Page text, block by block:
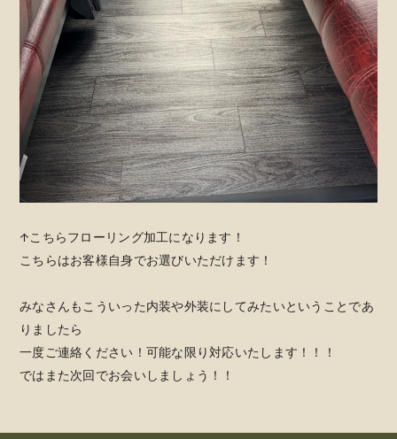
↑こちらフローリング加工になります！
こちらはお客様自身でお選びいただけます！
みなさんもこういった内装や外装にしてみたいということであ
りましたら
一度ご連絡ください！可能な限り対応いたします！！！
ではまた次回でお会いしましょう！！